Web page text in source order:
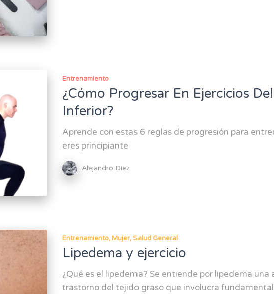
Entrenamiento
¿Cómo Progresar En Ejercicios
Inferior?
Aprende con estas 6 reglas de progresión para
eres principiante
Alejandro Diez
Entrenamiento Mujer Salud General
Lipedema y ejercicio
¿Qué es el lipedema? Se entiende por lipedema una
trastorno del tejido graso que involucra